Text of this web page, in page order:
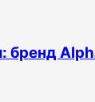
бренд